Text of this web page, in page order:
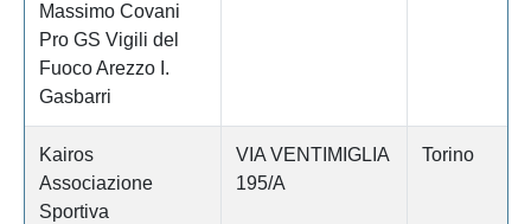
Massimo Covani
Pro GS Vigili del
Fuoco Arezzo I.
Gasbarri
Kairos
Associazione
Sportiva
VIA VENTIMIGLIA
195/A
Torino